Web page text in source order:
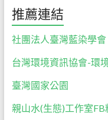
推薦連結
社團法人臺灣藍染學會
台灣環境資訊協會-環
臺灣國家公園
親山水(生態)工作室FB